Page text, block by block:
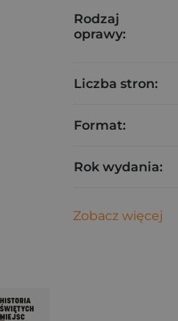
Rodzaj
oprawy:
Liczba stron:
Format:
Rok wydania:
Zobacz więcej